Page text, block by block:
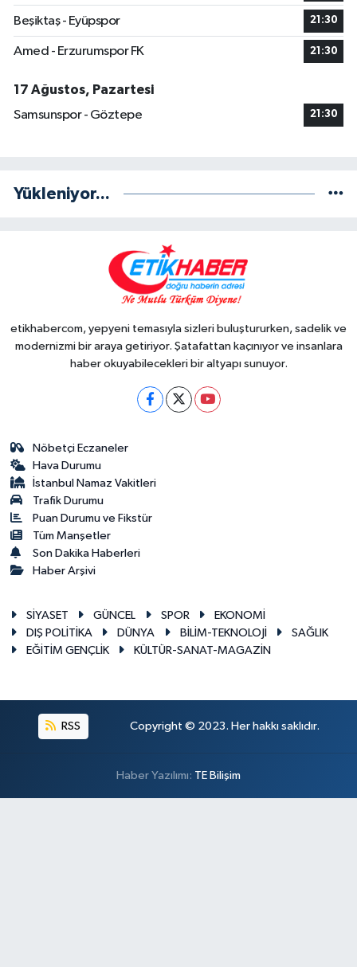
Beşiktaş - Eyüpspor 21:30
Amed - Erzurumspor FK 21:30
17 Ağustos, Pazartesi
Samsunspor - Göztepe
21:30
Yükleniyor...
etikhabercom, yepyeni temasıyla sizleri buluştururken, sadelik ve
modernizmi bir araya getiriyor. Şatafattan kaçınıyor ve insanlara
haber okuyabilecekleri bir altyapı sunuyor.
Nöbetçi Eczaneler
Hava Durumu
İstanbul Namaz Vakitleri
Trafik Durumu
Puan Durumu ve Fikstür
Tüm Manşetler
Son Dakika Haberleri
Haber Arşivi
SİYASET GÜNCEL SPOR
EKONOMİ
DIŞ POLİTİKA
DÜNYA BİLİM-TEKNOLOJİ
SAĞLIK
EĞİTİM GENÇLİK
KÜLTÜR-SANAT-MAGAZİN
RSS Copyright © 2023. Her hakkı saklıdır.
Haber Yazılımı: TE Bilişim